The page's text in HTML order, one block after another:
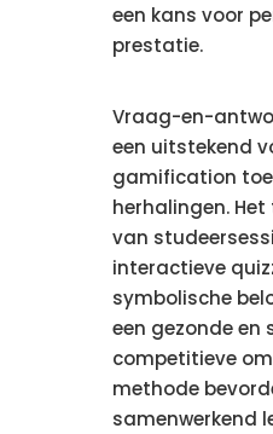
een kans voor
prestatie.
Vraag-en-
een uitstekend
gamification
herhalingen.
van
interactieve
symbolische
een gezonde en
competitieve
methode
samenwerkend